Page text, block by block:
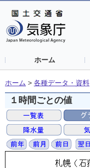
ホーム
ホーム > 各種データ・資料
１時間ごとの値